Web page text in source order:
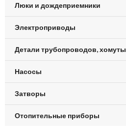
Люки и дождеприемники
Электроприводы
Детали трубопроводов,
Насосы
Затворы
Отопительные приборы